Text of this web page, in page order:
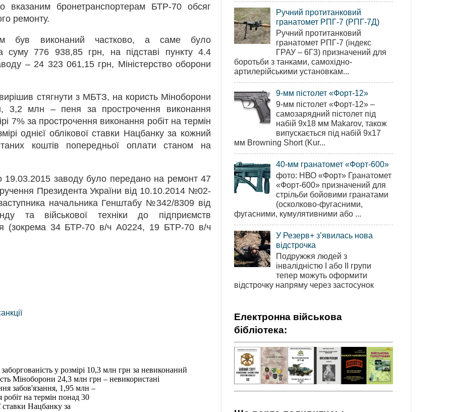
вказаним бронетранспортерам БТР-70 обсяг
ремонту.
був виконаний частково, а саме було
суму 776 938,85 грн, на підставі пункту 4.4
– 24 323 061,15 грн, Міністерство оборони
стягнути з МБТЗ, на користь Міноборони
3,2 млн – пеня за прострочення виконання
7% за прострочення виконання робіт на термін
однієї облікової ставки Нацбанку за кожний
коштів попередньої оплати станом на
19.03.2015 заводу було передано на ремонт 47
Президента України від 10.10.2014 №02-
начальника Генштабу №342/8309 від
та військової техніки до підприємств
(зокрема 34 БТР-70 в/ч А0224, 19 БТР-70 в/ч
Ручний протитанковий
гранатомет РПГ-7 (РПГ-7Д)
Ручний протитанковий
гранатомет РПГ-7 (індекс
ГРАУ – 6Г3) призначений для
боротьби з танками, самохідно-
артилерійськими установкам...
9-мм пістолет «Форт-12»
9-мм пістолет «Форт-12» –
самозарядний пістолет під
набій 9х18 мм Makarov, також
випускається під набій 9х17
мм Browning Short (Kur...
40-мм гранатомет «Форт-600»
фото: НВО «Форт» Гранатомет
«Форт-600» призначений для
стрільби бойовими гранатами
(осколково-фугасними,
фугасними, кумулятивними або ...
У Резерв+ з’явилась нова
відстрочка
Подружжя людей з
інвалідністю І або ІІ групи
тепер можуть оформити
відстрочку напряму через застосунок
Електронна військова
бібліотека: